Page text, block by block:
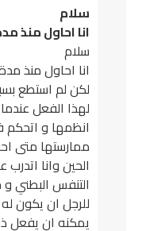
سلام
انا احاول منذ
سلام
انا احاول منذ
لكن لم استطع
لهذا الفعل
انظمها و اتحكم
ممارستها متى
الحين وانا
التنفس البطني
للرجل ان يكون
يمكنه ان يفعل